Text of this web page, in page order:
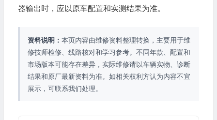
器输出时，应以原车配置和实测结果为准。
资料说明： 本页内容由维修资料整理转换，主要用于维
修技师检修、线路核对和学习参考。不同年款、配置和
市场版本可能存在差异，实际维修请以车辆实物、诊断
结果和原厂最新资料为准。如相关权利方认为内容不宜
展示，可联系我们处理。